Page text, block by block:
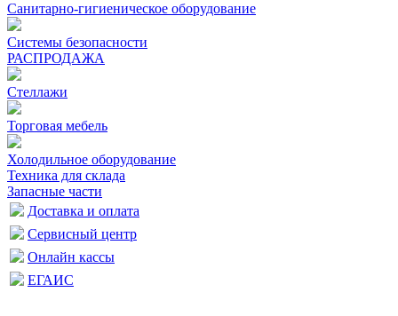
Санитарно-гигиеническое оборудование
Системы безопасности
РАСПРОДАЖА
Стеллажи
Торговая мебель
Холодильное оборудование
Техника для склада
Запасные части
Доставка и оплата
Сервисный центр
Онлайн кассы
ЕГАИС